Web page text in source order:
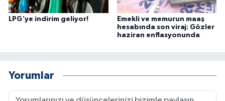
LPG'ye indirim geliyor!
Emekli ve memurun maaş
hesabında son viraj: Gözler
haziran enflasyonunda
Yorumlar